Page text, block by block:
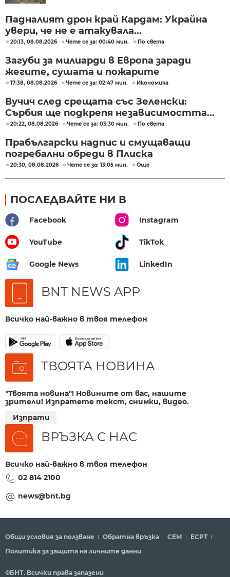
Падналият дрон край Кардам: Украйна
увери, че не е атакувала...
20:13, 08.08.2026 Чете се за: 00:40 мин. По света
Загуби за милиарди в Европа заради
жегите, сушата и пожарите
17:38, 08.08.2026 Чете се за: 02:47 мин. Икономика
Вучич след срещата със Зеленски:
Сърбия ще подкрепя независимостта...
20:22, 08.08.2026 Чете се за: 03:30 мин. По света
Прабългарски надпис и смущаващи
погребални обреди в Плиска
20:30, 08.08.2026 Чете се за: 13:05 мин. Още
ПОСЛЕДВАЙТЕ НИ В
Facebook Instagram
YouTube TikTok
Google News LinkedIn
BNT NEWS APP
Всичко най-важно в твоя телефон
ТВОЯТА НОВИНА
"Твоята новина"! Новините от вас, нашите
зрители! Изпратете текст, снимки, видео.
Изпрати
ВРЪЗКА С НАС
Всичко най-важно в твоя телефон
02 814 2100
news@bnt.bg
Общи условия за ползване Обратна връзка СЕМ
ECPT
Политика за защита на личните данни
©БНТ. Всички права запазени